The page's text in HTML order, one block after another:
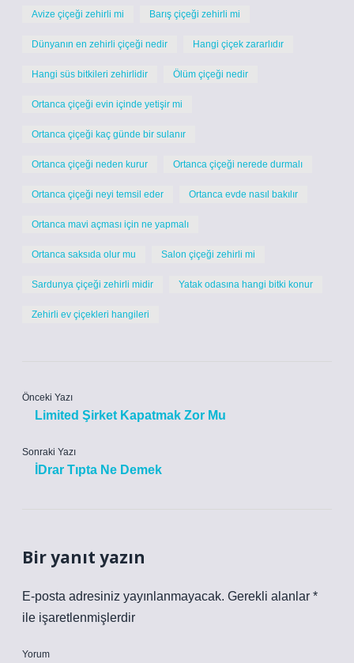
Avize çiçeği zehirli mi Barış çiçeği zehirli mi
Dünyanın en zehirli çiçeği nedir Hangi çiçek zararlıdır
Hangi süs bitkileri zehirlidir Ölüm çiçeği nedir
Ortanca çiçeği evin içinde yetişir mi
Ortanca çiçeği kaç günde bir sulanır
Ortanca çiçeği neden kurur Ortanca çiçeği nerede durmalı
Ortanca çiçeği neyi temsil eder Ortanca evde nasıl bakılır
Ortanca mavi açması için ne yapmalı
Ortanca saksıda olur mu Salon çiçeği zehirli mi
Sardunya çiçeği zehirli midir Yatak odasına hangi bitki konur
Zehirli ev çiçekleri hangileri
Önceki Yazı
Limited Şirket Kapatmak Zor Mu
Sonraki Yazı
İDrar Tıpta Ne Demek
Bir yanıt yazın
E-posta adresiniz yayınlanmayacak. Gerekli alanlar *
ile işaretlenmişlerdir
Yorum